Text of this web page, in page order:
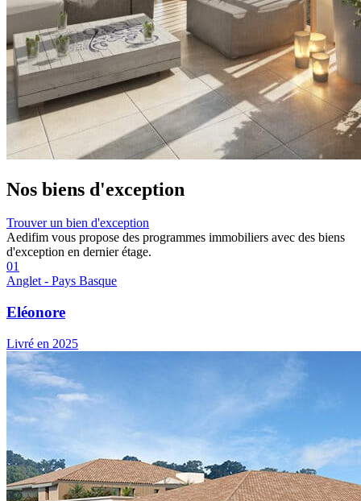
Nos biens d'exception
Trouver un bien d'exception
Aedifim vous propose des programmes immobiliers avec des biens
d'exception en dernier étage.
01
Anglet - Pays Basque
Eléonore
Livré en 2025